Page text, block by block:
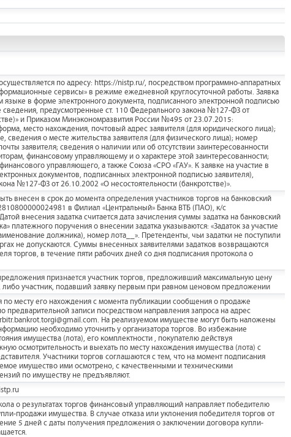
по адресу: https://nistp.ru/, посредством программно-аппаратных
сервисы» в режиме ежедневной круглосуточной работы. Заявка
языке в форме электронного документа, подписанного электронной подписью
предусмотренные ст. 110 Федерального закона №127-ФЗ от
и Приказом Минэкономразвития России №495 от 23.07.2015:
место нахождения, почтовый адрес заявителя (для юридического лица);
сведения о месте жительства заявителя (для физического лица); номер
заявителя; сведения о наличии или об отсутствии заинтересованности
финансовому управляющему и о характере этой заинтересованности;
управляющего, а также Союза «СРО «ГАУ». К заявке на участие в
документов, подписанных электронной подписью заявителя),
№127-ФЗ от 26.10.2002 «О несостоятельности (банкротстве)».
внесен в срок до момента определения участников торгов на банковский
в Филиал «Центральный» Банка ВТБ (ПАО), к/с
внесения задатка считается дата зачисления суммы задатка на банковский
платежного поручения о внесении задатка указываются: «Задаток за участие
должника), номер лота__». Претенденты, чьи задатки не поступили
не допускаются. Суммы внесенных заявителями задатков возвращаются
торгов, в течение пяти рабочих дней со дня подписания протокола о
признается участник торгов, предложивший максимальную цену
участник, подавший заявку первым при равном ценовом предложении
месту его нахождения с момента публикации сообщения о продаже
предварительной записи посредством направления запроса на адрес
На реализуемом имуществе могут быть наложены
необходимо уточнить у организатора торгов. Во избежание
имущества (лота), его комплектности , покупателю действуя
осмотрительность и выехать по месту нахождения имущества (лота) с
Участники торгов соглашаются с тем, что на момент подписания
имущество ими осмотрено, с качественными и техническими
по имуществу не предъявляют.
о результатах торгов финансовый управляющий направляет победителю
продажи имущества. В случае отказа или уклонения победителя торгов от
5 дней с даты получения предложения о заключении договора купли-